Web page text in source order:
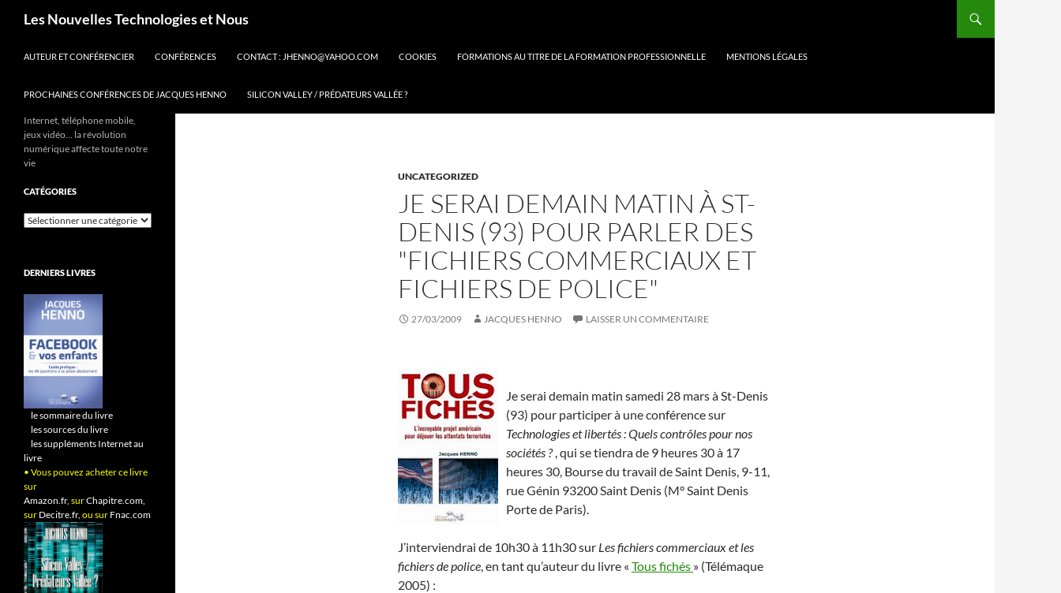
Les Nouvelles Technologies et Nous
AUTEUR ET CONFÉRENCIER CONFÉRENCES CONTACT : JHENNO@YAHOO.COM COOKIES FORMATIONS AU TITRE DE LA FORMATION PROFESSIONNELLE MENTIONS LÉGALES
PROCHAINES CONFÉRENCES DE JACQUES HENNO SILICON VALLEY / PRÉDATEURS VALLÉE ?
UNCATEGORIZED
JE SERAI DEMAIN MATIN À ST-
DENIS (93) POUR PARLER DES
"FICHIERS COMMERCIAUX ET
FICHIERS DE POLICE"
27/03/2009 JACQUES HENNO LAISSER UN COMMENTAIRE
Je serai demain matin samedi 28 mars à St-Denis
(93) pour participer à une conférence sur
Technologies et libertés : Quels contrôles pour nos
sociétés ?, qui se tiendra de 9 heures 30 à 17
heures 30, Bourse du travail de Saint Denis, 9-11,
rue Génin 93200 Saint Denis (M° Saint Denis
Porte de Paris).
J’interviendrai de 10h30 à 11h30 sur Les fichiers commerciaux et les
fichiers de police, en tant qu’auteur du livre « Tous fichés » (Télémaque
2005) :
Internet, téléphone mobile,
jeux vidéo… la révolution
numérique affecte toute notre
vie
CATÉGORIES
Catégories
DERNIERS LIVRES
le sommaire du livre
les sources du livre
les suppléments Internet au
livre
• Vous pouvez acheter ce livre
sur
Amazon.fr, surChapitre.com,
sur Decitre.fr, ou sur Fnac.com